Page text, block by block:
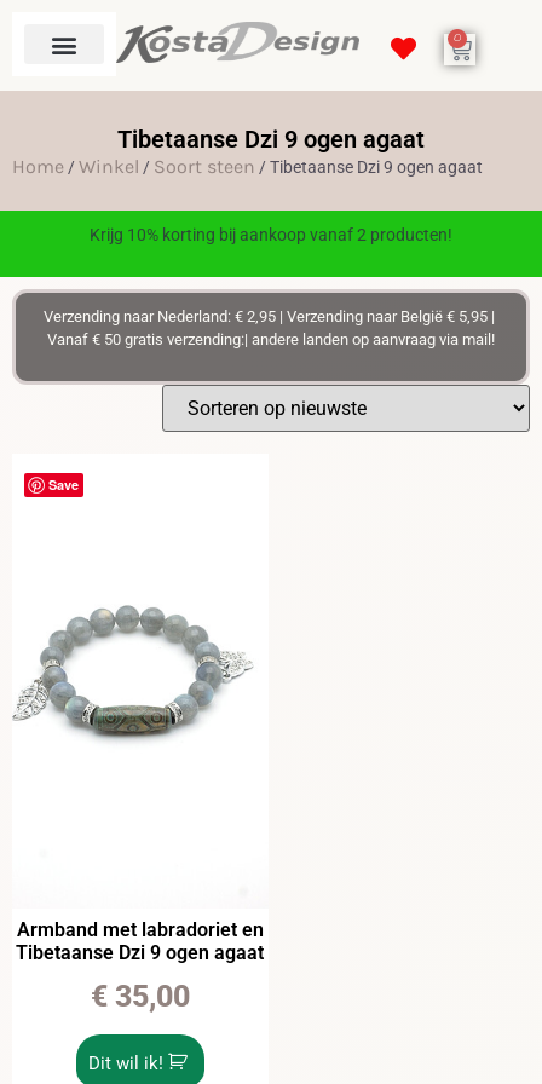
0
Tibetaanse Dzi 9 ogen agaat
Home /Winkel / Soort steen / Tibetaanse Dzi 9 ogen agaat
Krijg 10% korting bij aankoop vanaf 2 producten!
Verzending naar Nederland: € 2,95 | Verzending naar België € 5,95 |
Vanaf € 50 gratis verzending:| andere landen op aanvraag via mail!
Save
Armband met labradoriet en
Tibetaanse Dzi 9 ogen agaat
€35,00
Dit wil ik!